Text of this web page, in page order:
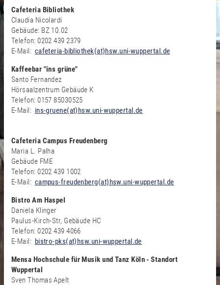
Cafeteria Bibliothek
Claudia Nicolardi
Gebäude: BZ 10.02
Telefon: 0202 439 2379
E-Mail: cafeteria-bibliothek(at)hsw.uni-wuppertal.de
Kaffeebar "ins grüne"
Santo Fernandez
Hörsaalzentrum Gebäude K
Telefon: 0157 85030525
E-Mail: ins-gruene(at)hsw.uni-wuppertal.de
Cafeteria Campus Freudenberg
Maria L. Palha
Gebäude FME
Telefon: 0202 439 1002
E-Mail: campus-freudenberg(at)hsw.uni-wuppertal.de
Bistro Am Haspel
Daniela Klinger
Paulus-Kirch-Str, Gebäude HC
Telefon: 0202 439 4066
E-Mail: bistro-pks(at)hsw.uni-wuppertal.de
Mensa Hochschule für Musik und Tanz Köln - Standort
Wuppertal
Sven Thomas Apelt